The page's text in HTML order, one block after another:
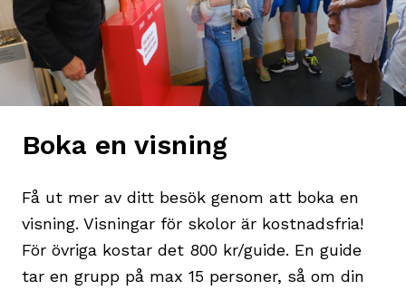
Boka en visning
Få ut mer av ditt besök genom att boka en
visning. Visningar för skolor är kostnadsfria!
För övriga kostar det 800 kr/guide. En guide
tar en grupp på max 15 personer, så om din